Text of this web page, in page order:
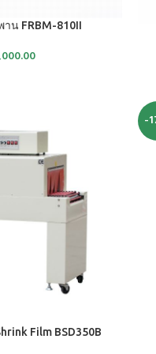
าน FRBM-810II ห
Film BSD350B
-
ห